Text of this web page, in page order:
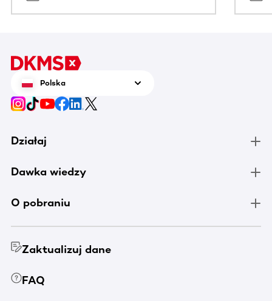
Polska
Działaj
Dawka wiedzy
O pobraniu
Zaktualizuj dane
FAQ